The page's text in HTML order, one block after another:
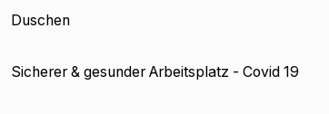
Duschen
Sicherer & gesunder Arbeitsplatz - Covid 19